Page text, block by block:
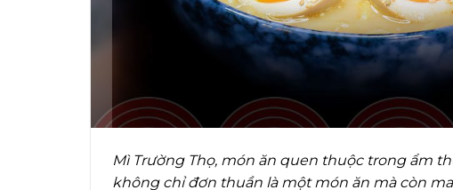
Mì Trường Thọ, món ăn quen thuộc trong ẩm
không chỉ đơn thuần là một món ăn mà còn